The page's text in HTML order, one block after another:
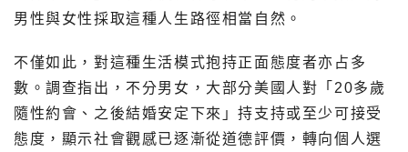
男性與女性採取這種人生路徑相當自然。
不僅如此，對這種生活模式抱持正面態度者亦占多
數。調查指出，不分男女，大部分美國人對「20多歲
隨性約會、之後結婚安定下來」持支持或至少可接受
態度，顯示社會觀感已逐漸從道德評價，轉向個人選